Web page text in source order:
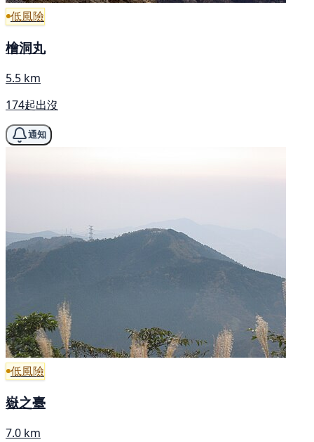
低風險
檜洞丸
5.5 km
174起出沒
通知
低風險
嶽之臺
7.0 km